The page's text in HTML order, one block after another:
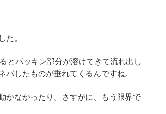
た。
とパッキン部分が溶けてきて流れ出し
バしたものが垂れてくるんですね。
かなかったり。さすがに、もう限界で